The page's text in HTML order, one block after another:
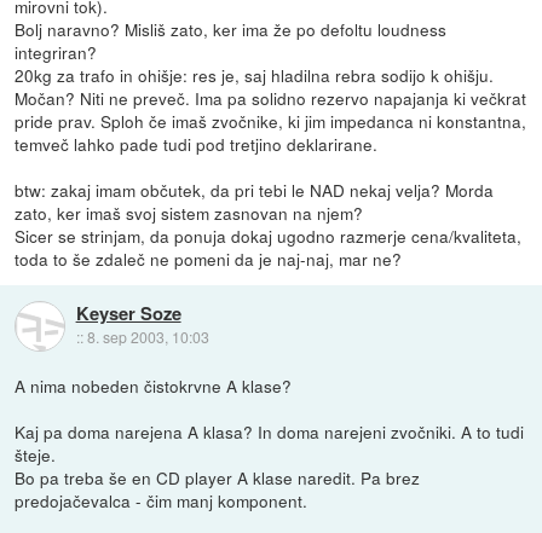
mirovni tok).
Bolj naravno? Misliš zato, ker ima že po defoltu loudness
integriran?
20kg za trafo in ohišje: res je, saj hladilna rebra sodijo k ohišju.
Močan? Niti ne preveč. Ima pa solidno rezervo napajanja ki večkrat
pride prav. Sploh če imaš zvočnike, ki jim impedanca ni konstantna,
temveč lahko pade tudi pod tretjino deklarirane.
btw: zakaj imam občutek, da pri tebi le NAD nekaj velja? Morda
zato, ker imaš svoj sistem zasnovan na njem?
Sicer se strinjam, da ponuja dokaj ugodno razmerje cena/kvaliteta,
toda to še zdaleč ne pomeni da je naj-naj, mar ne?
Keyser Soze
::8. sep 2003, 10:03
A nima nobeden čistokrvne A klase?
Kaj pa doma narejena A klasa? In doma narejeni zvočniki. A to tudi
šteje.
Bo pa treba še en CD player A klase naredit. Pa brez
predojačevalca - čim manj komponent.